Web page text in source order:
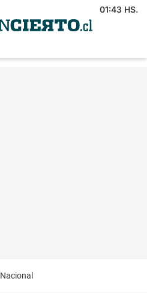
01:43 HS.
Nacional